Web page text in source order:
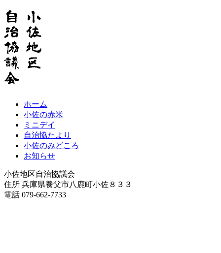
ホーム
小佐の赤米
ミニデイ
自治協たより
小佐のみどころ
お知らせ
小佐地区自治協議会
住所 兵庫県養父市八鹿町小佐８３３
電話 079-662-7733